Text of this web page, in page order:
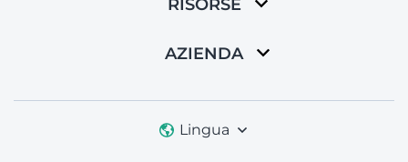
RISORSE
AZIENDA
Lingua